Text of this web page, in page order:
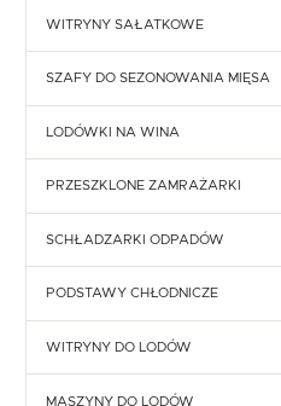
WITRYNY SAŁATKOWE
SZAFY DO SEZONOWANIA MIĘSA
LODÓWKI NA WINA
PRZESZKLONE ZAMRAŻARKI
SCHŁADZARKI ODPADÓW
PODSTAWY CHŁODNICZE
WITRYNY DO LODÓW
MASZYNY DO LODÓW